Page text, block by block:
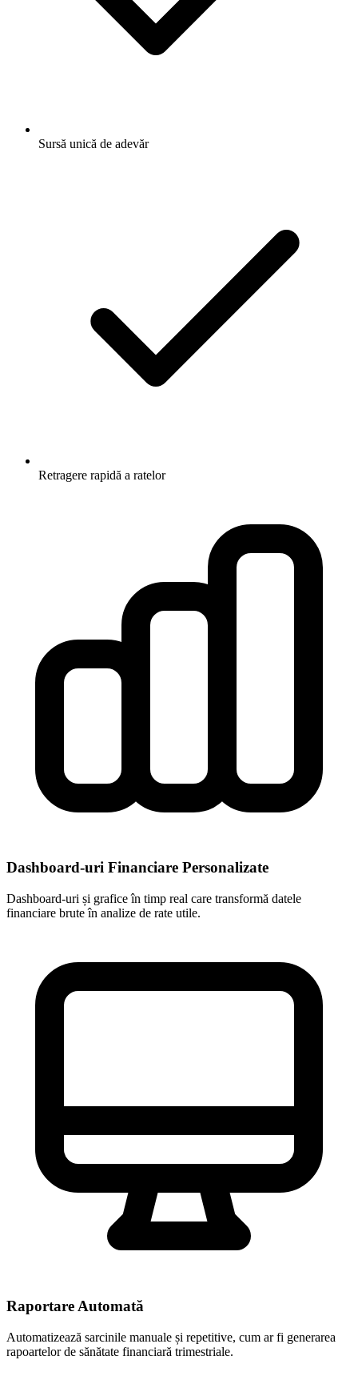
Sursă unică de adevăr
Retragere rapidă a ratelor
Dashboard-uri Financiare Personalizate
Dashboard-uri și grafice în timp real care transformă datele
financiare brute în analize de rate utile.
Raportare Automată
Automatizează sarcinile manuale și repetitive, cum ar fi generarea
rapoartelor de sănătate financiară trimestriale.